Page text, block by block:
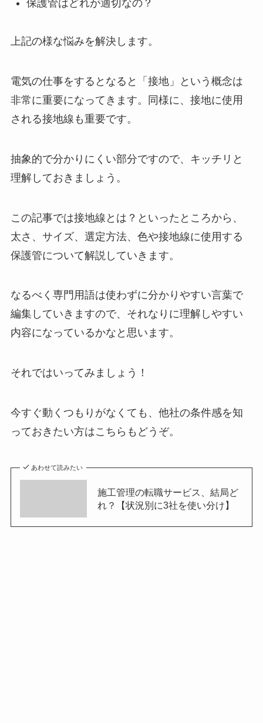
保護管はどれが適切なの？
上記の様な悩みを解決します。
電気の仕事をするとなると「接地」という概念は
非常に重要になってきます。同様に、接地に使用
される接地線も重要です。
抽象的で分かりにくい部分ですので、キッチリと
理解しておきましょう。
この記事では接地線とは？といったところから、
太さ、サイズ、選定方法、色や接地線に使用する
保護管について解説していきます。
なるべく専門用語は使わずに分かりやすい言葉で
編集していきますので、それなりに理解しやすい
内容になっているかなと思います。
それではいってみましょう！
今すぐ動くつもりがなくても、他社の条件感を知
っておきたい方はこちらもどうぞ。
あわせて読みたい
施工管理の転職サービス、結局ど
れ？【状況別に3社を使い分け】